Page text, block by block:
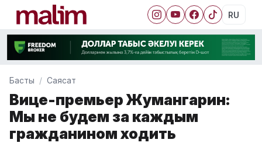
RU
Басты Саясат
Вице-премьер Жумангарин:
Мы не будем за каждым
гражданином ходить